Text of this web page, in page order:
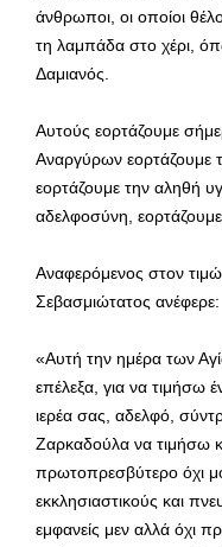
άνθρωποι, οι οποίοι
τη λαμπάδα στο χέρι,
Δαμιανός.
Αυτούς εορτάζουμε
Αναργύρων εορτάζουμε
εορτάζουμε την αληθή
αδελφοσύνη,
Αναφερόμενος στον
Σεβασμιώτατος ανέφερε:
«Αυτή την ημέρα των
επέλεξα, για να τιμήσω
ιερέα σας, αδελφό,
Ζαρκαδούλα να τιμήσω
πρωτοπρεσβύτερο όχι
εκκλησιαστικούς και
εμφανείς μεν αλλά όχι